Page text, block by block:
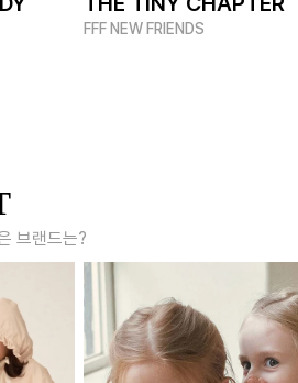
FFF NEW FRIENDS
브랜드는?